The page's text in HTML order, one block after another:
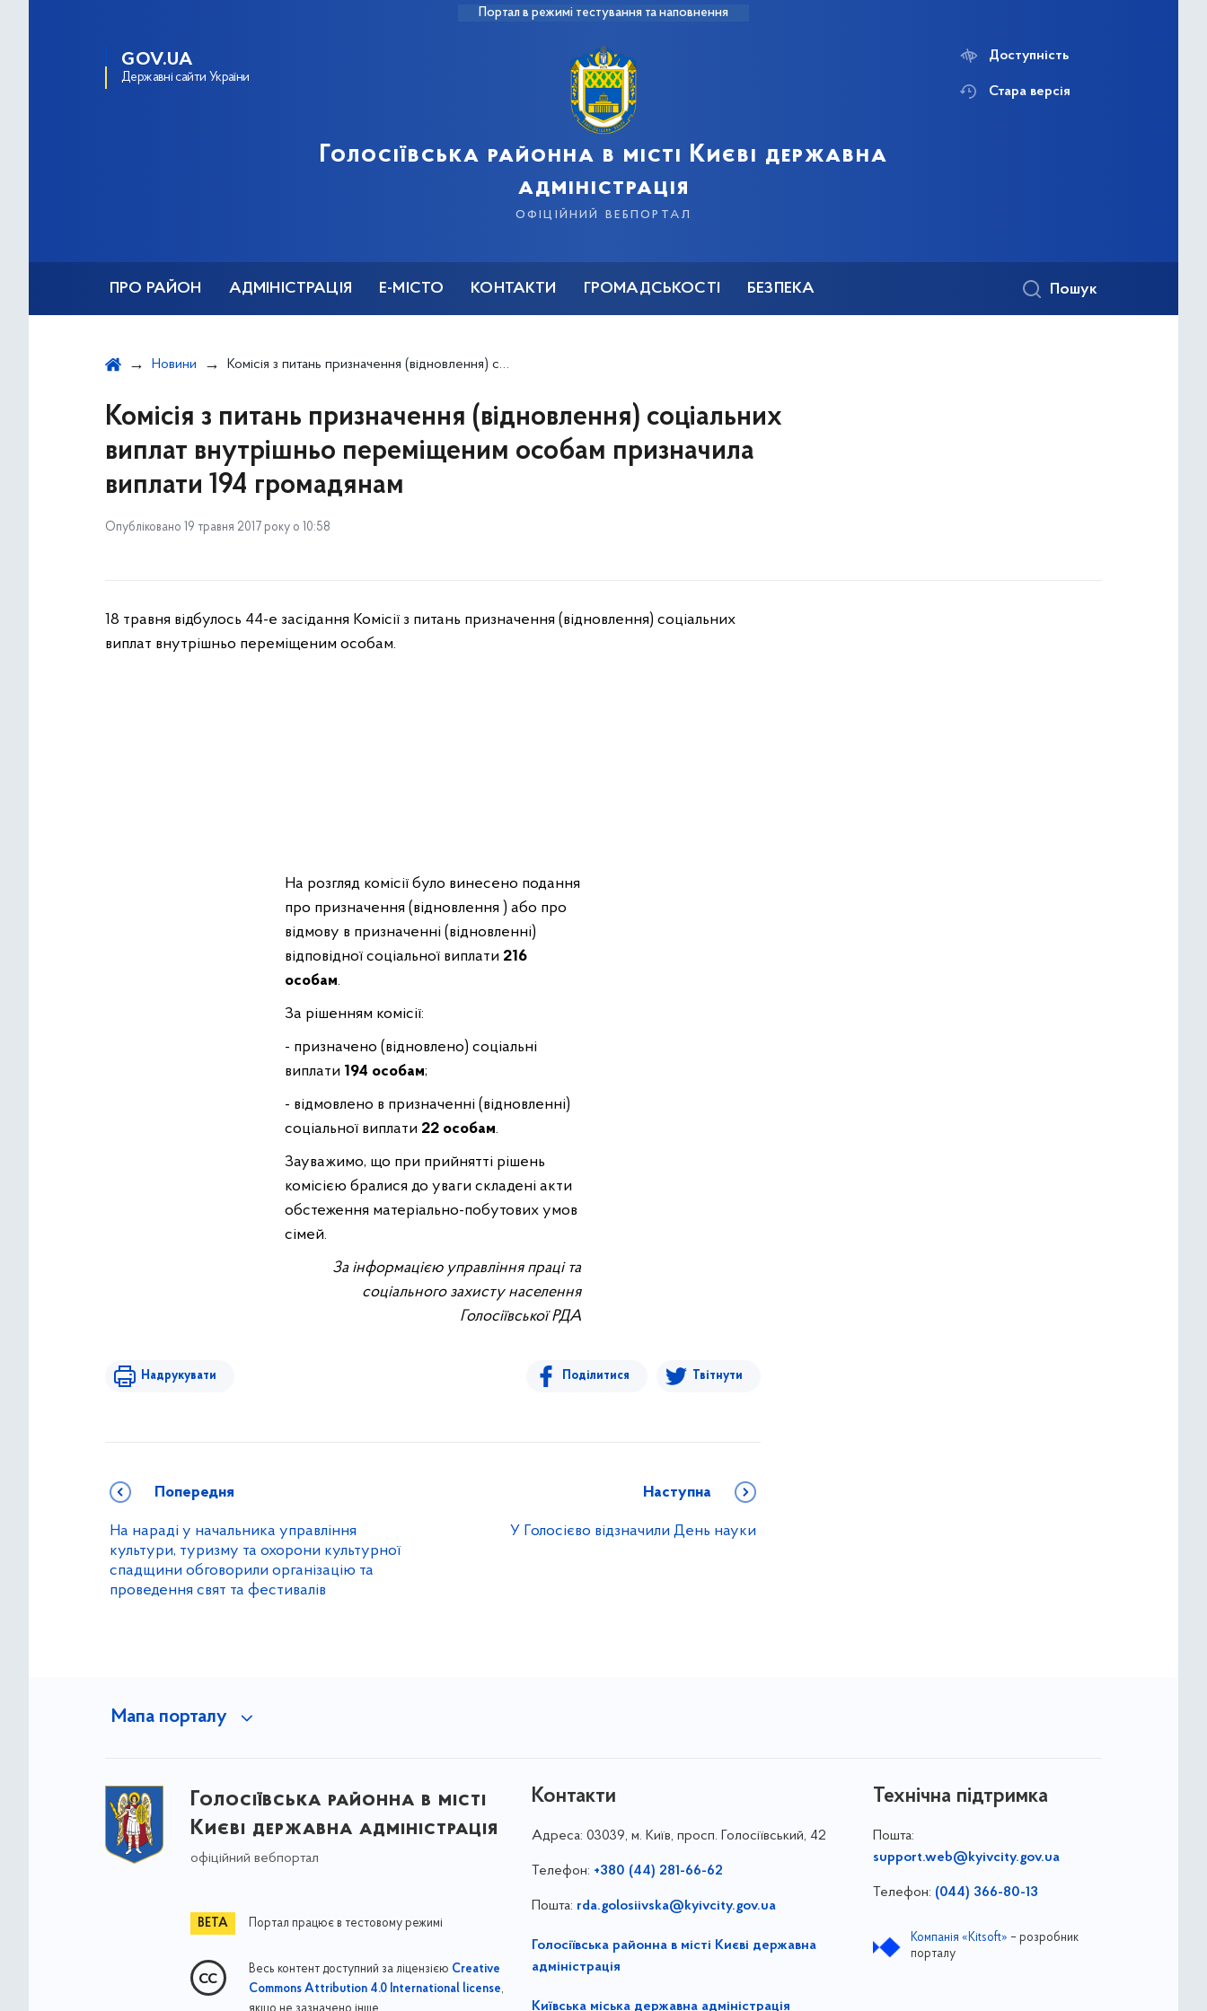
Портал в режимі тестування та наповнення
GOV.UA
Державні сайти України
Голосіївська районна в місті Києві державна
адміністрація
офіційний вебпортал
Доступність
Стара версія
ПРО РАЙОН АДМІНІСТРАЦІЯ Е-МІСТО КОНТАКТИ ГРОМАДСЬКОСТІ БЕЗПЕКА Пошук
Новини Комісія з питань призначення (відновлення) соціальних виплат внутрішньо переміщеним особам призначила виплати 194 громадянам
Комісія з питань призначення (відновлення) соціальних
виплат внутрішньо переміщеним особам призначила
виплати 194 громадянам
Опубліковано 19 травня 2017 року о 10:58
18 травня відбулось 44-е засідання Комісії з питань призначення (відновлення) соціальних
виплат внутрішньо переміщеним особам.
На розгляд комісії було винесено подання
про призначення (відновлення ) або про
відмову в призначенні (відновленні)
відповідної соціальної виплати 216
особам.
За рішенням комісії:
- призначено (відновлено) соціальні
виплати 194 особам;
- відмовлено в призначенні (відновленні)
соціальної виплати 22 особам.
Зауважимо, що при прийнятті рішень
комісією бралися до уваги складені акти
обстеження матеріально-побутових умов
сімей.
За інформацією управління праці та
соціального захисту населення
Голосіївської РДА
Надрукувати Поділитися Твітнути
Попередня
На нараді у начальника управління
культури, туризму та охорони культурної
спадщини обговорили організацію та
проведення свят та фестивалів
Наступна
У Голосієво відзначили День науки
Мапа порталу
Голосіївська районна в місті
Києві державна адміністрація
офіційний вебпортал
Портал працює в тестовому режимі
Весь контент доступний за ліцензією Creative
Commons Attribution 4.0 International license,
Контакти
Адреса: 03039, м. Київ, просп. Голосіївський, 42
Телефон: +380 (44) 281-66-62
Пошта: rda.golosiivska@kyivcity.gov.ua
Голосіївська районна в місті Києві державна
адміністрація
Київська міська державна адміністрація
Технічна підтримка
Пошта:
support.web@kyivcity.gov.ua
Телефон: (044) 366-80-13
Компанія «Kitsoft» – розробник
порталу